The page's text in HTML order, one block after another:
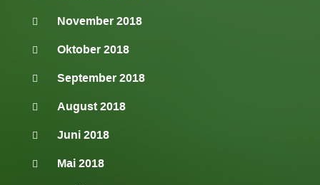
November 2018
Oktober 2018
September 2018
August 2018
Juni 2018
Mai 2018